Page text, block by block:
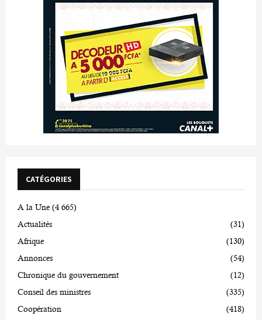
CATÉGORIES
A la Une (4 665)
Actualités
(31)
Afrique
(130)
Annonces
(54)
Chronique du gouvernement
(12)
Conseil des ministres
(335)
Coopération
(418)